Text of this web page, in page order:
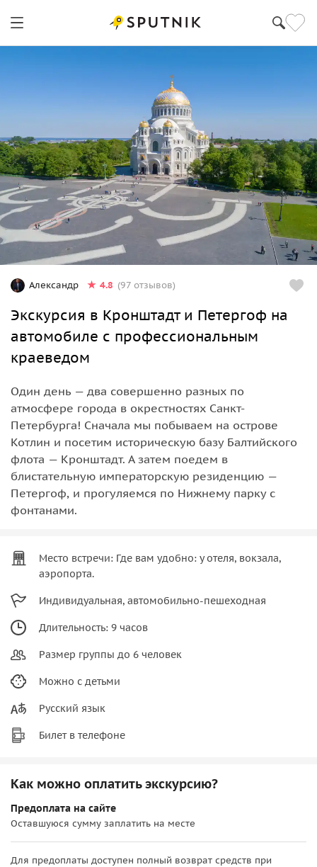
Александр 4.8 (97 отзывов)
Экскурсия в Кронштадт и Петергоф на
автомобиле с профессиональным
краеведом
Один день — два совершенно разных по
атмосфере города в окрестностях Санкт-
Петербурга! Сначала мы побываем на острове
Котлин и посетим историческую базу Балтийского
флота — Кронштадт. А затем поедем в
блистательную императорскую резиденцию —
Петергоф, и прогуляемся по Нижнему парку с
фонтанами.
Место встречи: Где вам удобно: у отеля, вокзала,
аэропорта.
Индивидуальная, автомобильно-пешеходная
Длительность: 9 часов
Размер группы до 6 человек
Можно с детьми
Русский язык
Билет в телефоне
Как можно оплатить экскурсию?
Предоплата на сайте
Оставшуюся сумму заплатить на месте
Для предоплаты доступен полный возврат средств при